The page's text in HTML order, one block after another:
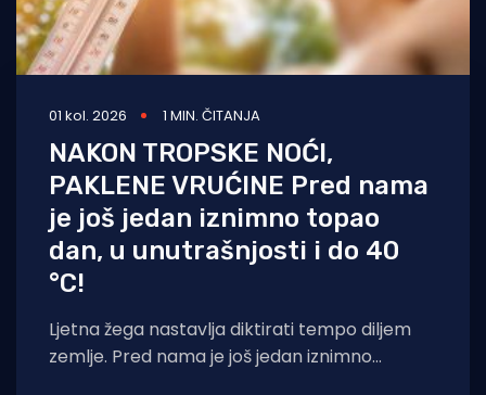
01 kol. 2026 1 MIN. ČITANJA
NAKON TROPSKE NOĆI,
PAKLENE VRUĆINE Pred nama
je još jedan iznimno topao
dan, u unutrašnjosti i do 40
°C!
Ljetna žega nastavlja diktirati tempo diljem
zemlje. Pred nama je još jedan iznimno